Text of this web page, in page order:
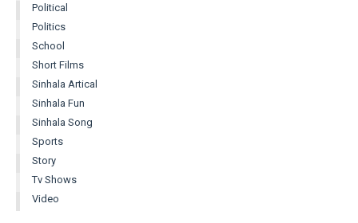
Political
Politics
School
Short Films
Sinhala Artical
Sinhala Fun
Sinhala Song
Sports
Story
Tv Shows
Video